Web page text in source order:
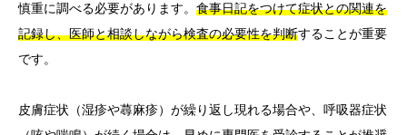
慎重に調べる必要があります。 食事日記をつけて症状との関連を
記録し、医師と相談しながら検査の必要性を判断することが重要
です。
皮膚症状（湿疹や蕁麻疹）が繰り返し現れる場合や、呼吸器症状